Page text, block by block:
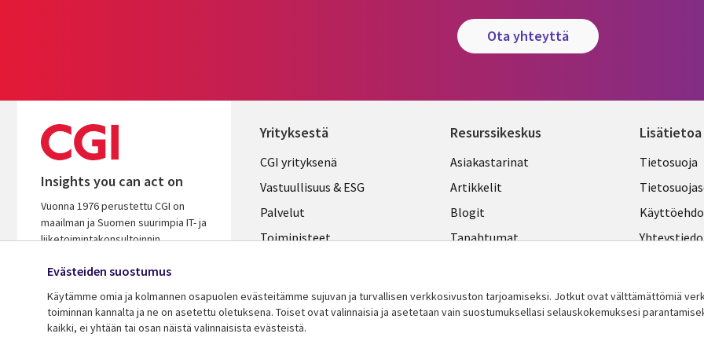
ota yhteyttä
Insights you can act on
Vuonna 1976 perustettu CGI on
maailman ja Suomen suurimpia IT- ja
liiketoimintakonsultoinnin
osaavana kumppanina autamme
menestyksen.
Yrityksestä
Useful
links
FINLAND
CGI yrityksenä
Vastuullisuus & ESG
Palvelut
Toimipisteet
Ura CGI:llä
Resurssikeskus
Library
Links
FINLAND
Asiakastarinat
Artikkelit
Blogit
Tapahtumat
Katso lisää
Lisätietoa
Legal
Tietosuoja
Evästeiden suostumus
Käytämme omia ja kolmannen osapuolen evästeitämme sujuvan ja turvallisen verkkosivuston tarjoamiseksi. Jotkut ovat välttämättömiä
toiminnan kannalta ja ne on asetettu oletuksena. Toiset ovat valinnaisia ​​ja asetetaan vain suostumuksellasi selauskokemuksesi
kaikki, ei yhtään tai osan näistä valinnaisista evästeistä.